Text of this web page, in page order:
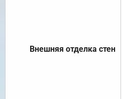
Внешняя отделка стен